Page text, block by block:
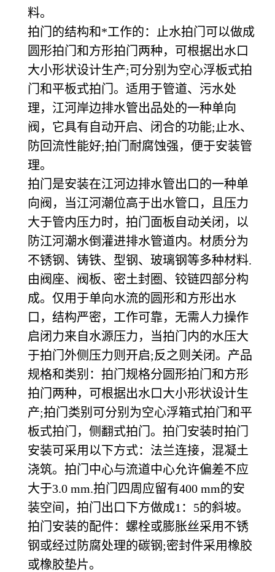
料。
拍门的结构和*工作的：止水拍门可以做成
圆形拍门和方形拍门两种，可根据出水口
大小形状设计生产;可分别为空心浮板式拍
门和平板式拍门。适用于管道、污水处
理，江河岸边排水管出品处的一种单向
阀，它具有自动开启、闭合的功能;止水、
防回流性能好;拍门耐腐蚀强，便于安装管
理。
拍门是安装在江河边排水管出口的一种单
向阀，当江河潮位高于出水管口，且压力
大于管内压力时，拍门面板自动关闭，以
防江河潮水倒灌进排水管道内。材质分为
不锈钢、铸铁、型钢、玻璃钢等多种材料.
由阀座、阀板、密土封圈、铰链四部分构
成。仅用于单向水流的圆形和方形出水
口，结构严密，工作可靠，无需人力操作
启闭力来自水源压力，当拍门内的水压大
于拍门外侧压力则开启;反之则关闭。产品
规格和类别：拍门规格分圆形拍门和方形
拍门两种，可根据出水口大小形状设计生
产;拍门类别可分别为空心浮箱式拍门和平
板式拍门，侧翻式拍门。拍门安装时拍门
安装可采用以下方式：法兰连接，混凝土
浇筑。拍门中心与流道中心允许偏差不应
大于3.0 mm.拍门四周应留有400 mm的安
装空间，拍门出口下方做成1：5的斜坡。
拍门安装的配件：螺栓或膨胀丝采用不锈
钢或经过防腐处理的碳钢;密封件采用橡胶
或橡胶垫片。